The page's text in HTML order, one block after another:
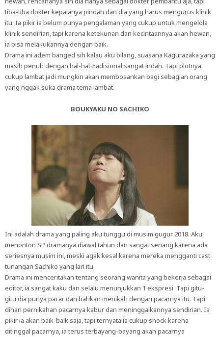
tiba-tiba dokter kepalanya pindah dan dia yang harus mengurus klinik
itu. Ia pikir ia belum punya pengalaman yang cukup untuk mengelola
klinik sendirian, tapi karena ketekunan dan kecintaannya akan hewan,
ia bisa melakukannya dengan baik.
Drama ini adem banged sih kalau aku bilang, suasana Kagurazaka yang
masih penuh dengan hal-hal tradisional sangat indah. Tapi plotnya
cukup lambat jadi mungkin akan membosankan bagi sebagian orang
yang nggak suka drama tema lambat.
BOUKYAKU NO SACHIKO
Ini adalah drama yang paling aku tunggu di musim gugur 2018. Aku
menonton SP dramanya diawal tahun dan sangat senang karena ada
seriesnya musim ini, meski agak kesal karena mereka mengganti cast
tunangan Sachiko yang lari itu.
Drama ini menceritakan tentang seorang wanita yang bekerja sebagai
editor, ia sangat kaku dan selalu menunjukkan 1 ekspresi. Tapi gitu-
gitu dia punya pacar dan bahkan menikah dengan pacarnya itu. Tapi
dihari pernikahan pacarnya kabur dan meninggalkannya sendirian. Ia
pikir ia akan baik-baik saja, tapi ternyata ia cukup shock karena
ditinggal pacarnya, ia terus terbayang-bayang akan pacarnya